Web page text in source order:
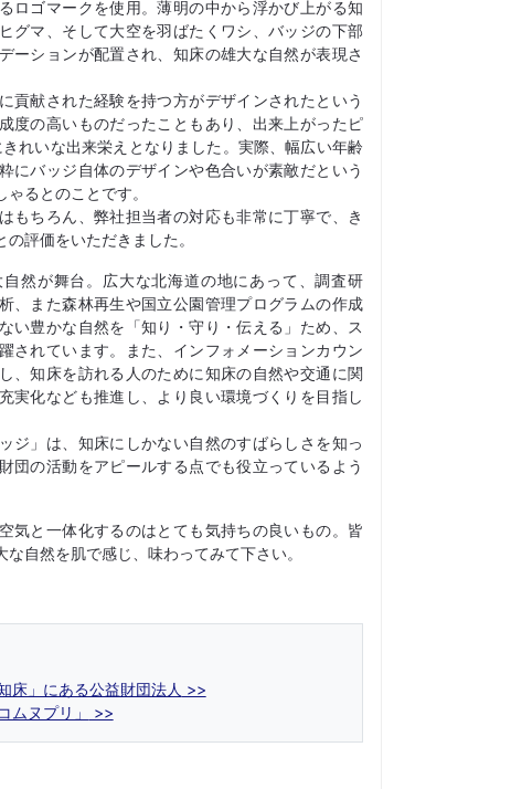
ロゴマークを使用。薄明の中から浮かび上がる知
グマ、そして大空を羽ばたくワシ、バッジの下部
ーションが配置され、知床の雄大な自然が表現さ
貢献された経験を持つ方がデザインされたという
度の高いものだったこともあり、出来上がったピ
れいな出来栄えとなりました。実際、幅広い年齢
にバッジ自体のデザインや色合いが素敵だという
るとのことです。
もちろん、弊社担当者の対応も非常に丁寧で、き
評価をいただきました。
然が舞台。広大な北海道の地にあって、調査研
、また森林再生や国立公園管理プログラムの作成
い豊かな自然を「知り・守り・伝える」ため、ス
されています。また、インフォメーションカウン
、知床を訪れる人のために知床の自然や交通に関
実化なども推進し、より良い環境づくりを目指し
ジ」は、知床にしかない自然のすばらしさを知っ
団の活動をアピールする点でも役立っているよう
気と一体化するのはとても気持ちの良いもの。皆
自然を肌で感じ、味わってみて下さい。
床」にある公益財団法人
ムヌプリ」